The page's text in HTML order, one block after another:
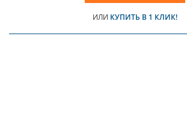
ИЛИ КУПИТЬ В 1 КЛИК!